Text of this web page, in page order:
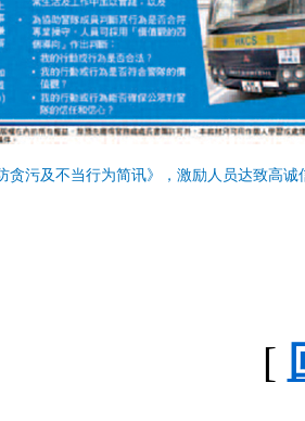
贪污及不当行为简讯》，激励人员达致高诚
[